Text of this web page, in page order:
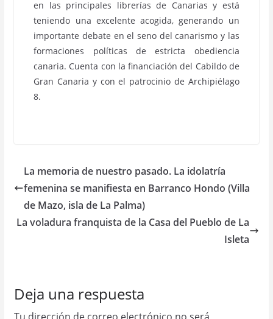
en las principales librerías de Canarias y está
teniendo una excelente acogida, generando un
importante debate en el seno del canarismo y las
formaciones políticas de estricta obediencia
canaria. Cuenta con la financiación del Cabildo de
Gran Canaria y con el patrocinio de Archipiélago
8.
La memoria de nuestro pasado. La idolatría
femenina se manifiesta en Barranco Hondo (Villa
de Mazo, isla de La Palma)
La voladura franquista de la Casa del Pueblo de La
Isleta
Deja una respuesta